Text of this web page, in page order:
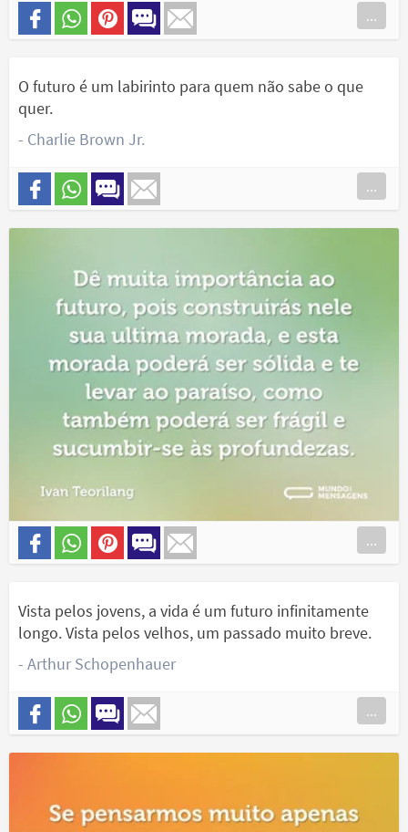
...
O futuro é um labirinto para quem não sabe o que
quer.
- Charlie Brown Jr.
...
...
Vista pelos jovens, a vida é um futuro infinitamente
longo. Vista pelos velhos, um passado muito breve.
- Arthur Schopenhauer
...